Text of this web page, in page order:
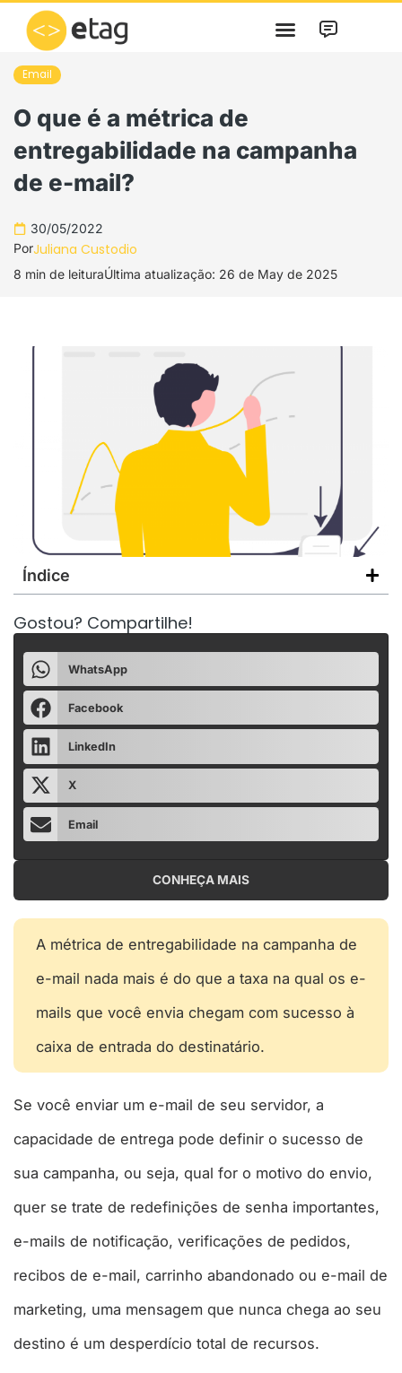
content
Email
O que é a métrica de
entregabilidade na campanha
de e-mail?
30/05/2022
PorJuliana Custodio
8 min de leituraÚltima atualização: 26 de May de 2025
Índice
Gostou? Compartilhe!
WhatsApp
Facebook
LinkedIn
X
Email
CONHEÇA MAIS
A métrica de entregabilidade na campanha de
e-mail nada mais é do que a taxa na qual os e-
mails que você envia chegam com sucesso à
caixa de entrada do destinatário.
Se você enviar um e-mail de seu servidor, a
capacidade de entrega pode definir o sucesso de
sua campanha, ou seja, qual for o motivo do envio,
quer se trate de redefinições de senha importantes,
e-mails de notificação, verificações de pedidos,
recibos de e-mail, carrinho abandonado ou e-mail de
marketing, uma mensagem que nunca chega ao seu
destino é um desperdício total de recursos.